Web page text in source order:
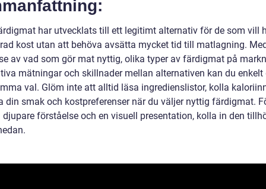
har utvecklats till ett legitimt alternativ för de som vill
kost utan att behöva avsätta mycket tid till matlagning.
av vad som gör mat nyttig, olika typer av färdigmat på
mätningar och skillnader mellan alternativen kan du enkelt
val. Glöm inte att alltid läsa ingredienslistor, kolla
din smak och kostpreferenser när du väljer nyttig färdigmat.
djupare förståelse och en visuell presentation, kolla in den